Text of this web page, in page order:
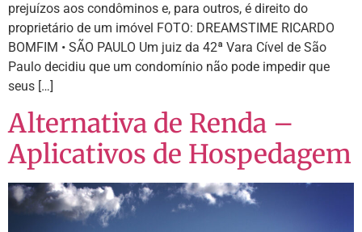
prejuízos aos condôminos e, para outros, é direito do
proprietário de um imóvel FOTO: DREAMSTIME RICARDO
BOMFIM • SÃO PAULO Um juiz da 42ª Vara Cível de São
Paulo decidiu que um condomínio não pode impedir que
seus […]
Alternativa de Renda –
Aplicativos de Hospedagem